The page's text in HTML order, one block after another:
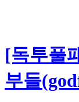
[독투풀
부들